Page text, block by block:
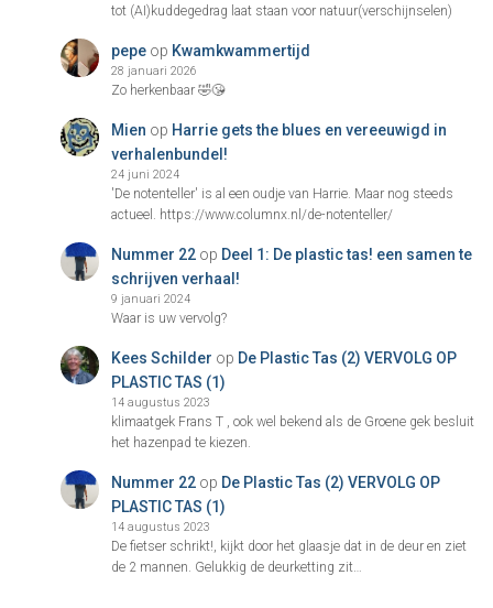
tot (AI)kuddegedrag laat staan voor natuur(verschijnselen)
pepeop Kwamkwammertijd
28 januari 2026
Zo herkenbaar 🤣😘
Mien op Harrie gets the blues en vereeuwigd in
verhalenbundel!
24 juni 2024
'De notenteller' is al een oudje van Harrie. Maar nog steeds
actueel. https://www.columnx.nl/de-notenteller/
Nummer 22op Deel 1: De plastic tas! een samen te
schrijven verhaal!
9 januari 2024
Waar is uw vervolg?
Kees Schilder op De Plastic Tas (2) VERVOLG OP
PLASTIC TAS (1)
14 augustus 2023
klimaatgek Frans T , ook wel bekend als de Groene gek besluit
het hazenpad te kiezen.
Nummer 22op De Plastic Tas (2) VERVOLG OP
PLASTIC TAS (1)
14 augustus 2023
De fietser schrikt!, kijkt door het glaasje dat in de deur en ziet
de 2 mannen. Gelukkig de deurketting zit…